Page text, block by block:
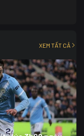
XEM TẤT CẢ